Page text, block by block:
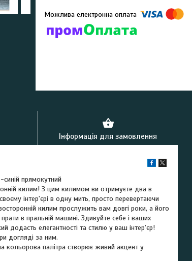
Інформація для замовлення
прямокутний
килим! З цим килимом ви отримуєте два в
інтер'єрі в одну мить, просто перевертаючи
килим прослужить вам довгі роки, а його
в пральній машині. Здивуйте себе і ваших
додасть елегантності та стилю у ваш інтер'єр!
догляді за ним.
кольорова палітра створює живий акцент у